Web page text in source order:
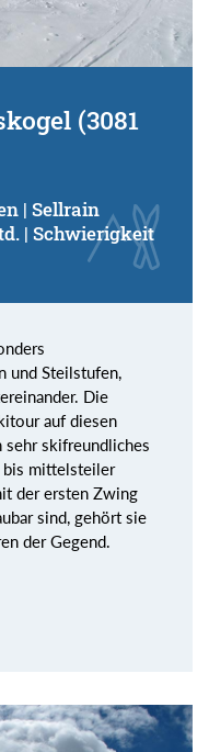
(3081
| Sellrain
| Schwierigkeit
und Steilstufen,
Die
auf diesen
sehr skifreundliches
bis mittelsteiler
der ersten Zwing
sind, gehört sie
der Gegend.